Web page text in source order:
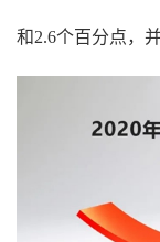
和2.6个百分点，